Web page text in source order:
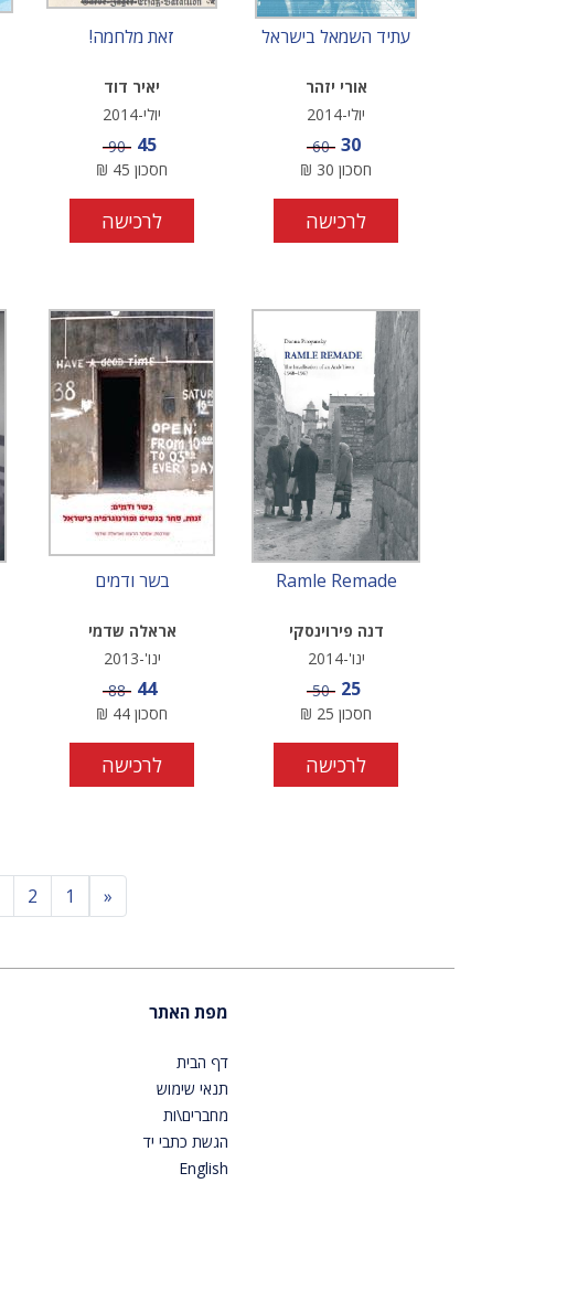
עתיד השמאל בישראל
אורי יזהר
יולי-2014
מחיר מבצע
30 מחיר
60
חסכון 30
₪
לרכישה
זאת מלחמה!
יאיר דוד
יולי-2014
מחיר מבצע
45 מחיר
90
חסכון 45
₪
לרכישה
Ramle Remade
דנה פירוינסקי
ינו'-2014
מחיר מבצע
25 מחיר
50
חסכון 25
₪
לרכישה
בשר ודמים
אראלה שדמי
ינו'-2013
מחיר מבצע
44 מחיר
88
חסכון 44
₪
לרכישה
«
Previous
1
2
מפת האתר
דף הבית
תנאי שימוש
מחברים\ות
הגשת כתבי יד
English